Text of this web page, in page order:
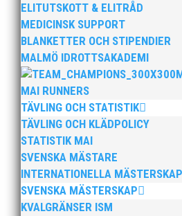
ELITUTSKOTT & ELITRÅD
MEDICINSK SUPPORT
BLANKETTER OCH STIPENDIER
MALMÖ IDROTTSAKADEMI
MAI RUNNERS
TÄVLING OCH STATISTIK
TÄVLING OCH KLÄDPOLICY
STATISTIK MAI
SVENSKA MÄSTARE
INTERNATIONELLA MÄSTERSKAP
SVENSKA MÄSTERSKAP
KVALGRÄNSER ISM
Den 13 november
Äntligen kan vi springa